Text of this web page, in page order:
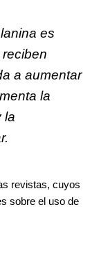
es
a aumentar
la
la
revistas, cuyos
sobre el uso de